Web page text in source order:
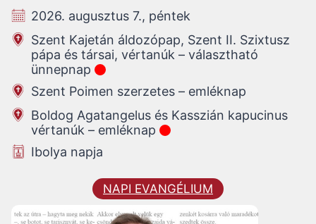
2026. augusztus 7., péntek
Szent Kajetán áldozópap, Szent II. Szixtusz
pápa és társai, vértanúk – választható
ünnepnap
Szent Poimen szerzetes – emléknap
Boldog Agatangelus és Kasszián kapucinus
vértanúk – emléknap
Ibolya napja
NAPI EVANGÉLIUM